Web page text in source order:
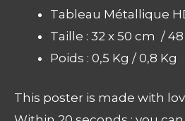
Tableau Métallique
Taille : 32 x 50 cm /
Poids : 0,5 Kg / 0,8 Kg
This poster is made with